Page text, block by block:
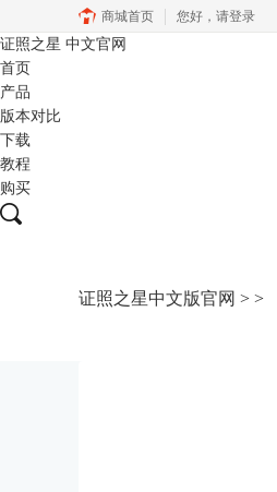
商城首页 您好， 请登录
证照之星 中文官网
首页
产品
版本对比
下载
教程
购买
证照之星中文版官网 > >